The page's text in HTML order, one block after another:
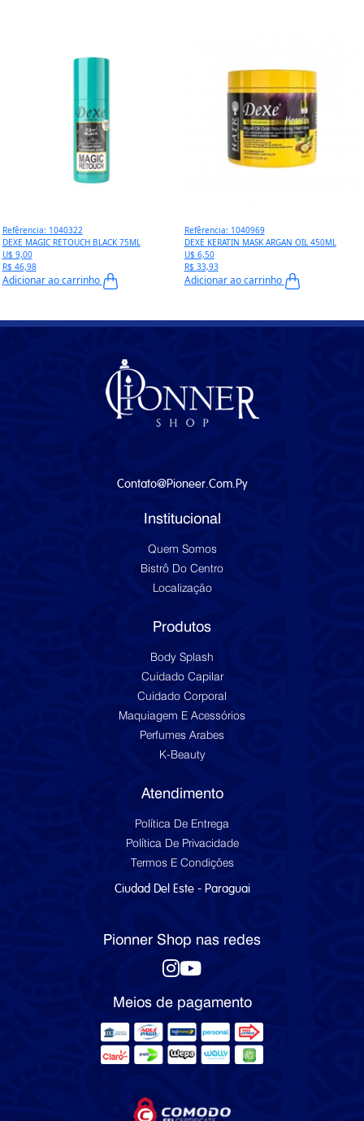
Refêrencia: 1040322
DEXE MAGIC RETOUCH BLACK 75ML
U$ 9,00
R$ 46,98
Adicionar ao carrinho
Refêrencia: 1040969
DEXE KERATIN MASK ARGAN OIL 450ML
U$ 6,50
R$ 33,93
Adicionar ao carrinho
Contato@pioneer.com.py
Institucional
Quem Somos
Bistrô Do Centro
Localização
Produtos
Body Splash
Cuidado Capilar
Cuidado Corporal
Maquiagem E Acessórios
Perfumes Arabes
K-Beauty
Atendimento
Política De Entrega
Política De Privacidade
Termos E Condições
Ciudad Del Este - Paraguai
Pionner Shop nas redes
Meios de pagamento